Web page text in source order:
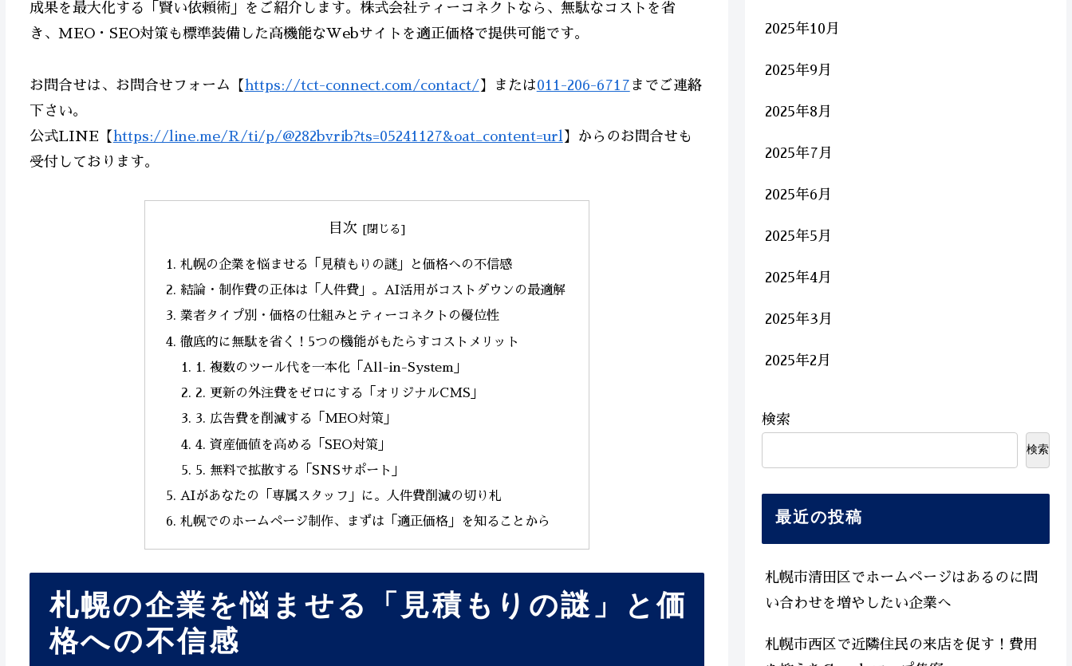
成果を最大化する「賢い依頼術」をご紹介します。株式会社ティーコネクトなら、無駄なコストを省
き、MEO・SEO対策も標準装備した高機能なWebサイトを適正価格で提供可能です。
お問合せは、お問合せフォーム【 https://tct-connect.com/contact/ 】または011-206-6717 までご連絡
下さい。
公式LINE【 https://line.me/R/ti/p/@282bvrib?ts=05241127&oat_content=url
】からのお問合せも
受付しております。
目次
札幌の企業を悩ませる「見積もりの謎」と価格への不信感
結論・制作費の正体は「人件費」。AI活用がコストダウンの最適解
業者タイプ別・価格の仕組みとティーコネクトの優位性
徹底的に無駄を省く！5つの機能がもたらすコストメリット
1. 複数のツール代を一本化「All-in-System」
2. 更新の外注費をゼロにする「オリジナルCMS」
3. 広告費を削減する「MEO対策」
4. 資産価値を高める「SEO対策」
5. 無料で拡散する「SNSサポート」
AIがあなたの「専属スタッフ」に。人件費削減の切り札
札幌でのホームページ制作、まずは「適正価格」を知ることから
札幌の企業を悩ませる「見積もりの謎」と価
格への不信感
2025年10月
2025年9月
2025年8月
2025年7月
2025年6月
2025年5月
2025年4月
2025年3月
2025年2月
検索
検索
最近の投稿
札幌市清田区でホームページはあるのに問
い合わせを増やしたい企業へ
札幌市西区で近隣住民の来店を促す！費用